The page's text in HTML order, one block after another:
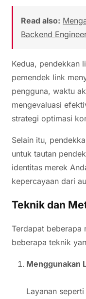
Read also:
Backend
Kedua, pendekkan
pemendek link
pengguna, waktu
mengevaluasi
strategi optimasi
Selain itu,
untuk tautan
identitas merek
kepercayaan dari
Teknik dan
Terdapat beberapa
beberapa teknik
Menggunakan
Layanan